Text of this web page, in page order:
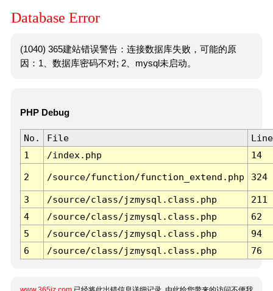
Database Error
(1040) 365建站错误警告：连接数据库失败，可能的原
因：1、数据库密码不对; 2、mysql未启动。
PHP Debug
No. File
Line
1
/index.php 14
2 /source/function/function_extend.php 324
3 /source/class/jzmysql.class.php
211
4
/source/class/jzmysql.class.php
62
5
/source/class/jzmysql.class.php
94
6
/source/class/jzmysql.class.php 76